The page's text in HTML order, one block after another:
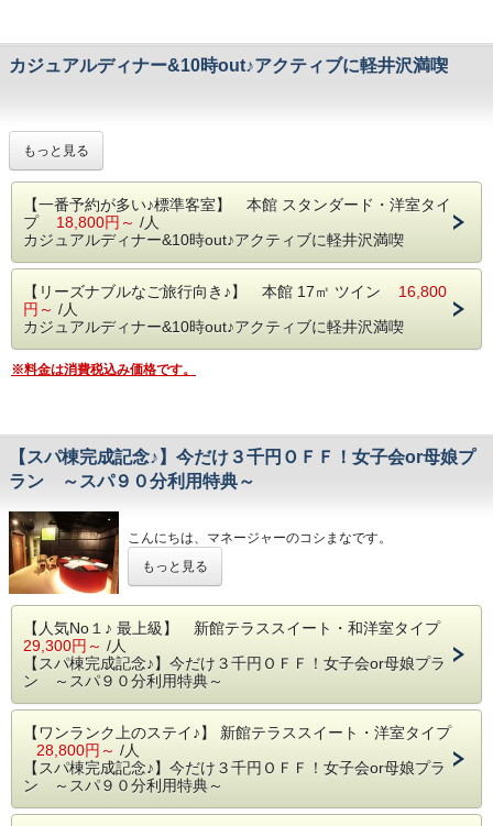
② お夕食は、野菜たっぷりのコース･ディナー(４８００円
彼女や奥様、彼氏やお友達、ご家族に素敵な旅行をプレゼン
トしたい！
という方は組数限定のプランですので今すぐご予約ください
ネ♪
私たちからの感謝の気持が、
カジュアルディナー&10時out♪アクティブに軽井沢満喫
夕食はカジュアルなコースで十分！
早めのチェックアウトを計画している！
そんなアクティブに軽井沢を満喫したい、
元気なアナタを応援するプランです♪
☆ プランの２大特徴 ☆
１．夕食は、４８００円相当のディナーコース（通常ディナーは ６８００円相
当）
〈メニュー〉 ①. 新鮮野菜サラダ
②. 季節野菜の温前菜
③. 蓼科高原ポーク ロンギング風（数品の中から選択）
２．チェックインは、夕方１６時（通常プランは １５時in ）
チェックアウトは、朝１０時（通常プランは 朝１１時out）
※ 通常ディナーコースへの変更は、差額１名２０００円でお受けいたします
（当日受付可）
※ １１時outをご希望の場合、差額１室２５００円にてお受けいたします（当
日受付可）
もっと見る
【一番予約が多い♪標準客室】 本館 スタンダード・洋室タイ
プ 18,800円～ /人
カジュアルディナー&10時out♪アクティブに軽井沢満喫
【リーズナブルなご旅行向き♪】 本館 17㎡ ツイン 16,800
円～ /人
カジュアルディナー&10時out♪アクティブに軽井沢満喫
※料金は消費税込み価格です。
【スパ棟完成記念♪】今だけ３千円ＯＦＦ！女子会or母娘プ
ラン ～スパ９０分利用特典～
こんにちは、マネージャーのコシまなです。
なによりも楽しい、大切な時間ですよね。
日頃のうっぷんを晴らすかのように
恋人のことや、最近お気に入りの化粧品とか
話のネタはつきません♪
当館を活用いただき、楽しんでいただいている姿を見ながら
あらためて女性のおしゃべりの大切さを実感しています。
都心から一時間ほどで来られる軽井沢で、
いつもよりちょっと贅沢な女子会を開催しませんか？
もっと見る
【人気No１♪ 最上級】 新館テラススイート・和洋室タイプ
29,300円～ /人
【スパ棟完成記念♪】今だけ３千円ＯＦＦ！女子会or母娘プラ
ン ～スパ９０分利用特典～
【ワンランク上のステイ♪】 新館テラススイート・洋室タイプ
28,800円～ /人
【スパ棟完成記念♪】今だけ３千円ＯＦＦ！女子会or母娘プラ
ン ～スパ９０分利用特典～